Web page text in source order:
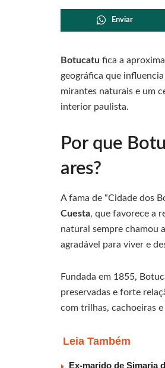
Enviar
Botucatu fica a
geográfica que
mirantes naturais e um
interior paulista.
Por que
ares?
A fama de “Cidade dos
Cuesta, que favorece a
natural sempre chamou
agradável para viver e
Fundada em 1855,
preservadas e forte
com trilhas, cachoeiras
Leia Também
Ex-marido de Simaria